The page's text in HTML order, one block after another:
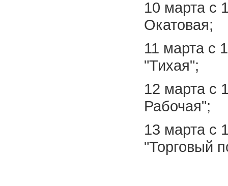
10 марта с
Окатовая;
11 марта с
"Тихая";
12 марта с
Рабочая";
13 марта с
"Торговый